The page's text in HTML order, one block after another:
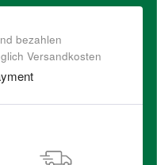
bezahlen
Versandkosten